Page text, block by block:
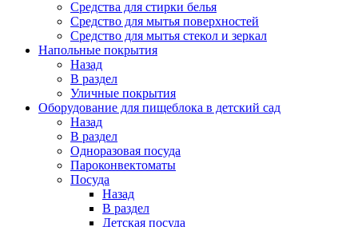
Средства для стирки белья
Средство для мытья поверхностей
Средство для мытья стекол и зеркал
Напольные покрытия
Назад
В раздел
Уличные покрытия
Оборудование для пищеблока в детский сад
Назад
В раздел
Одноразовая посуда
Пароконвектоматы
Посуда
Назад
В раздел
Детская посуда